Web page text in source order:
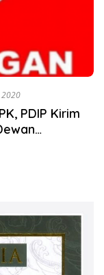
2020
PDIP Kirim